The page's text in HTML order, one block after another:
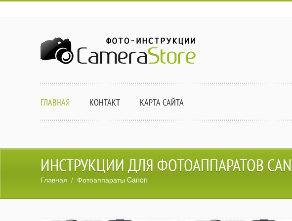
ГЛАВНАЯ КОНТАКТ КАРТА САЙТА
ИНСТРУКЦИИ ДЛЯ ФОТОАППАРАТОВ
Главная / Фотоаппараты Canon